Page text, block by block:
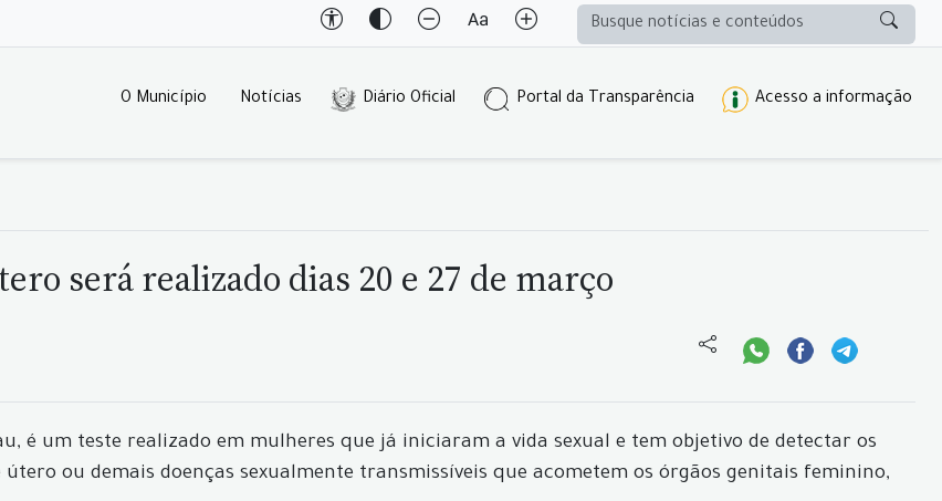
O Município Notícias Diário Oficial Portal da Transparência Acesso a informação
será realizado dias 20 e 27 de março
é um teste realizado em mulheres que já iniciaram a vida sexual e tem objetivo de detectar os
ou demais doenças sexualmente transmissíveis que acometem os órgãos genitais feminino,